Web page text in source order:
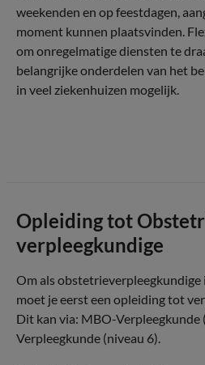
weekenden en op feestdagen,
moment kunnen plaatsvinden.
om onregelmatige diensten te
belangrijke onderdelen van het
in veel ziekenhuizen mogelijk.
Opleiding tot
verpleegkundige
Om als
moet je eerst een opleiding tot
Dit kan via: MBO-Verpleegkunde
Verpleegkunde (niveau 6).